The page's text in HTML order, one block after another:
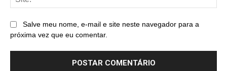
Salve meu nome, e-mail e site neste navegador para a
próxima vez que eu comentar.